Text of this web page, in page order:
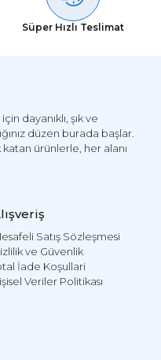
Süper Hızlı Teslimat
dayanıklı, şık ve
düzen burada başlar.
ürünlerle, her alanı
Satış Sözleşmesi
ve Güvenlik
İade Koşullari
Veriler Politikası